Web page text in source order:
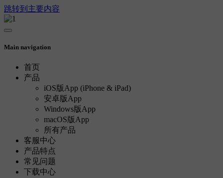
跳转到主要内容
Main navigation
首页
产品
iOS版App (iPhone & iPad)
安卓版App
Windows版App
macOS版App
所有产品
客服中心
产品特点
常见问题
下载中心